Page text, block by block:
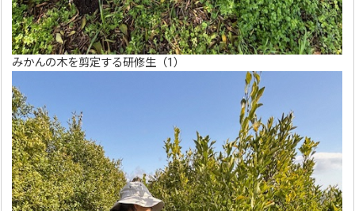
みかんの木を剪定する研修生（1）